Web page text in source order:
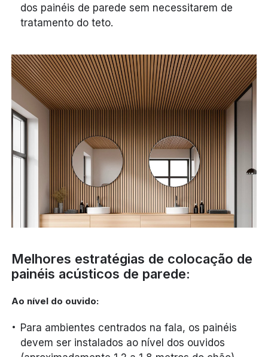
dos painéis de parede sem necessitarem de
tratamento do teto.
Melhores estratégias de colocação de
painéis acústicos de parede:
Ao nível do ouvido:
Para ambientes centrados na fala, os painéis
devem ser instalados ao nível dos ouvidos